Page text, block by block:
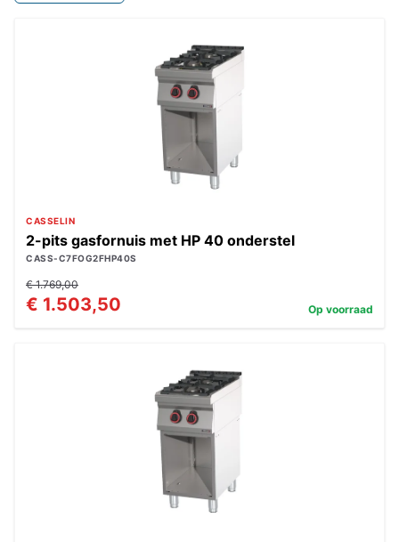
CASSELIN
2-pits gasfornuis met HP 40 onderstel
CASS-C7FOG2FHP40S
€ 1.769,00
€ 1.503,50 Op voorraad